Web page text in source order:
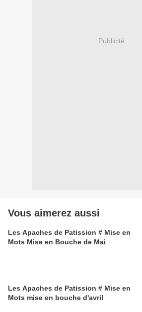
Publicité
Vous aimerez aussi
Les Apaches de Patission # Mise en
Mots Mise en Bouche de Mai
Les Apaches de Patission # Mise en
Mots mise en bouche d'avril